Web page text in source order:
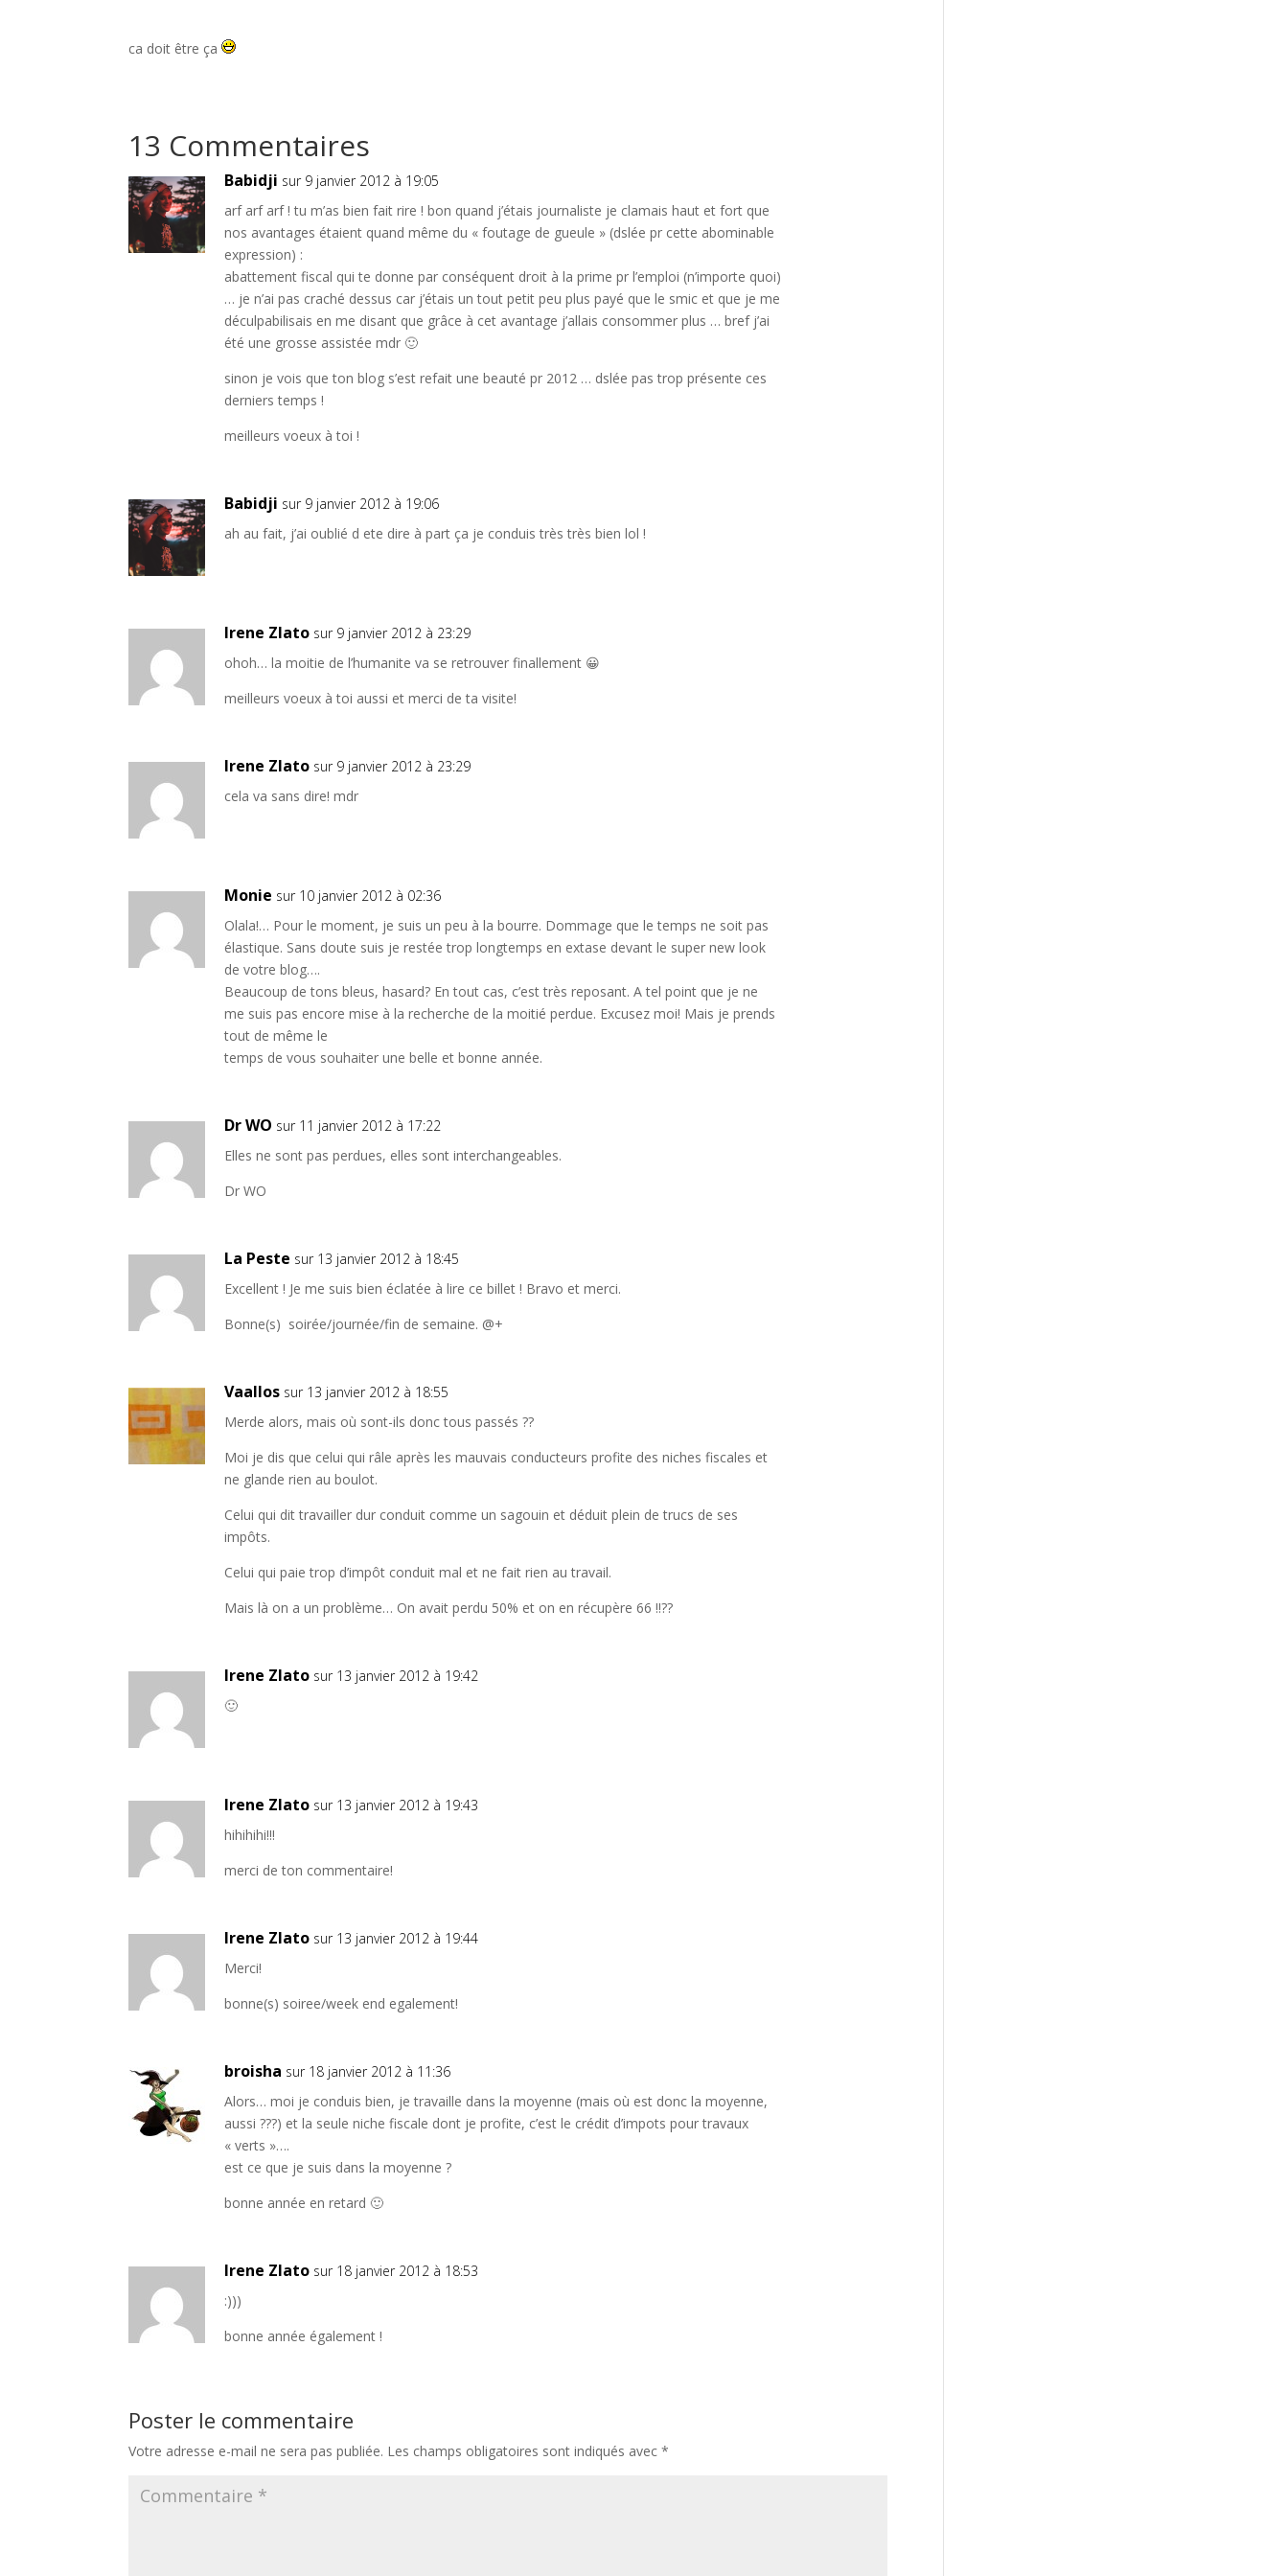
ca doit être ça
13 Commentaires
Babidji sur 9 janvier 2012 à 19:05
arf arf arf ! tu m’as bien fait rire ! bon quand j’étais journaliste je clamais haut et fort que
nos avantages étaient quand même du « foutage de gueule » (dslée pr cette abominable
expression) :
abattement fiscal qui te donne par conséquent droit à la prime pr l’emploi (n’importe quoi)
… je n’ai pas craché dessus car j’étais un tout petit peu plus payé que le smic et que je me
déculpabilisais en me disant que grâce à cet avantage j’allais consommer plus … bref j’ai
été une grosse assistée mdr 🙂
sinon je vois que ton blog s’est refait une beauté pr 2012 … dslée pas trop présente ces
derniers temps !
meilleurs voeux à toi !
Babidji sur 9 janvier 2012 à 19:06
ah au fait, j’ai oublié d ete dire à part ça je conduis très très bien lol !
Irene Zlato sur 9 janvier 2012 à 23:29
ohoh… la moitie de l’humanite va se retrouver finallement 😀
meilleurs voeux à toi aussi et merci de ta visite!
Irene Zlato sur 9 janvier 2012 à 23:29
cela va sans dire! mdr
Monie sur 10 janvier 2012 à 02:36
Olala!… Pour le moment, je suis un peu à la bourre. Dommage que le temps ne soit pas
élastique. Sans doute suis je restée trop longtemps en extase devant le super new look
de votre blog….
Beaucoup de tons bleus, hasard? En tout cas, c’est très reposant. A tel point que je ne
me suis pas encore mise à la recherche de la moitié perdue. Excusez moi! Mais je prends
tout de même le
temps de vous souhaiter une belle et bonne année.
Dr WO sur 11 janvier 2012 à 17:22
Elles ne sont pas perdues, elles sont interchangeables.
Dr WO
La Peste sur 13 janvier 2012 à 18:45
Excellent ! Je me suis bien éclatée à lire ce billet ! Bravo et merci.
Bonne(s) soirée/journée/fin de semaine. @+
Vaallos sur 13 janvier 2012 à 18:55
Merde alors, mais où sont-ils donc tous passés ??
Moi je dis que celui qui râle après les mauvais conducteurs profite des niches fiscales et
ne glande rien au boulot.
Celui qui dit travailler dur conduit comme un sagouin et déduit plein de trucs de ses
impôts.
Celui qui paie trop d’impôt conduit mal et ne fait rien au travail.
Mais là on a un problème… On avait perdu 50% et on en récupère 66 !!??
Irene Zlato sur 13 janvier 2012 à 19:42
🙂
Irene Zlato sur 13 janvier 2012 à 19:43
hihihihi!!!
merci de ton commentaire!
Irene Zlato sur 13 janvier 2012 à 19:44
Merci!
bonne(s) soiree/week end egalement!
broisha sur 18 janvier 2012 à 11:36
Alors… moi je conduis bien, je travaille dans la moyenne (mais où est donc la moyenne,
aussi ???) et la seule niche fiscale dont je profite, c’est le crédit d’impots pour travaux
« verts »….
est ce que je suis dans la moyenne ?
bonne année en retard 🙂
Irene Zlato sur 18 janvier 2012 à 18:53
:)))
bonne année également !
Poster le commentaire
Votre adresse e-mail ne sera pas publiée. Les champs obligatoires sont indiqués avec*